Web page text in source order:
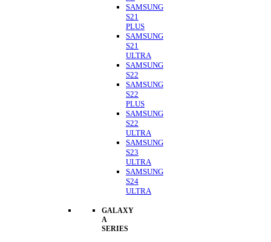
SAMSUNG
S21
PLUS
SAMSUNG
S21
ULTRA
SAMSUNG
S22
SAMSUNG
S22
PLUS
SAMSUNG
S22
ULTRA
SAMSUNG
S23
ULTRA
SAMSUNG
S24
ULTRA
GALAXY
A
SERIES